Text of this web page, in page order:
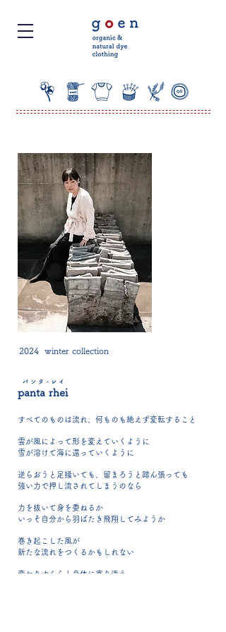
2024 winter collection
パンタ‐レイ
panta rhei
すべてのものは流れ、何ものも絶えず変転すること
雲が風によって形を変えていくように
雪が溶けて海に還っていくように
逆らおうと足掻いても、留まろうと踏ん張っても
強い力で押し流されてしまうのなら
力を抜いて身を委ねるか
いっそ自分から羽ばたき飛翔してみようか
巻き起こした風が
新たな流れをつくるかもしれない
変わりゆく心と身体に寄り添う